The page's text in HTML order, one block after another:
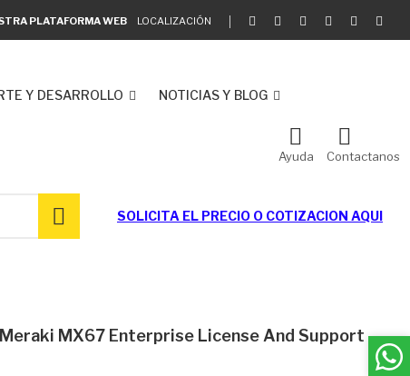
PLATAFORMA WEB LOCALIZACIÓN
Y DESARROLLO NOTICIAS Y BLOG
Ayuda Contactanos
SOLICITA EL PRECIO O COTIZACION AQUI
MX67 Enterprise License And Support